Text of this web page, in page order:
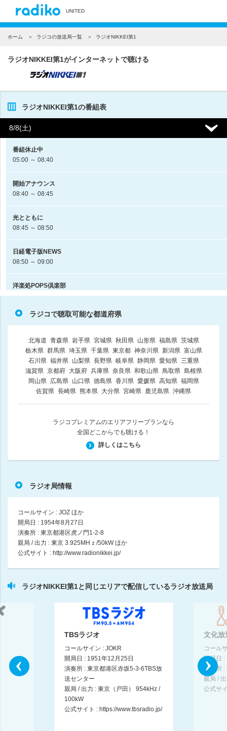
UNITED
ホーム ラジコの放送局一覧 ラジオNIKKEI第1
ラジオNIKKEI第1がインターネットで聴ける
ラジオNIKKEI第1の番組表
8/8(土)
番組休止中
05:00 ～ 08:40
開始アナウンス
08:40 ～ 08:45
光とともに
08:45 ～ 08:50
日経電子版NEWS
08:50 ～ 09:00
洋楽処POPS倶楽部
佐藤健一
解説：田村明宏（競馬ブック） 能勢俊介 沢田美紀（日刊競馬） 廣中築
09:30 ～ 12:00
中央競馬実況中継
解説：田村明宏（競馬ブック） 能勢俊介 沢田美紀（日刊競馬） 廣中築
12:00 ～ 14:30
中央競馬実況中継
解説：田村明宏（競馬ブック） 能勢俊介 沢田美紀（日刊競馬） 廣中築
中央競馬実況中継
17:00 ～ 18:45
18:45 ～ 18:55
地方競馬プラスワン
18:55 ～ 19:10
藤巻崇 / 米田元気
シネマ 銀幕の夜
浜田節子 / 矢間敏彦
2026 NR・サプリメントアドバイザー講座
ラジコで聴取可能な都道府県
北海道 青森県 岩手県 宮城県 秋田県 山形県 福島県 茨城県
栃木県 群馬県 埼玉県 千葉県 東京都 神奈川県 新潟県 富山県
石川県 福井県 山梨県 長野県 岐阜県 静岡県 愛知県 三重県
滋賀県 京都府 大阪府 兵庫県 奈良県 和歌山県 鳥取県 島根県
岡山県
広島県 山口県 徳島県 香川県 愛媛県 高知県 福岡県
佐賀県 長崎県 熊本県 大分県 宮崎県 鹿児島県 沖縄県
ラジコプレミアムのエリアフリープランなら
全国どこからでも聴ける！
詳しくはこちら
ラジオ局情報
コールサイン : JOZ ほか
開局日 : 1954年8月27日
演奏所 : 東京都港区虎ノ門1-2-8
親局 / 出力 : 東京 3.925MHｚ/50kW ほか
公式サイト : http://www.radionikkei.jp/
ラジオNIKKEI第1と同じエリアで配信しているラジオ放送局
TBSラジオ
コールサイン : JOKR
開局日 : 1951年12月25日
演奏所 : 東京都港区赤坂5-3-6TBS放
送センター
親局 / 出力 : 東京（戸田） 954kHz /
100kW
公式サイト : https://www.tbsradio.jp/
文化放
コール
開局日 :
演奏所
親局 /
公式サ